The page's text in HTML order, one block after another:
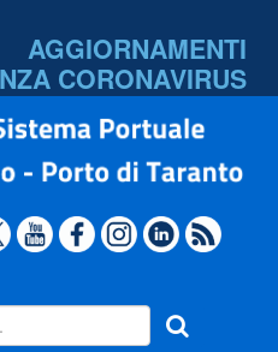
AGGIORNAMENTI
CORONAVIRUS